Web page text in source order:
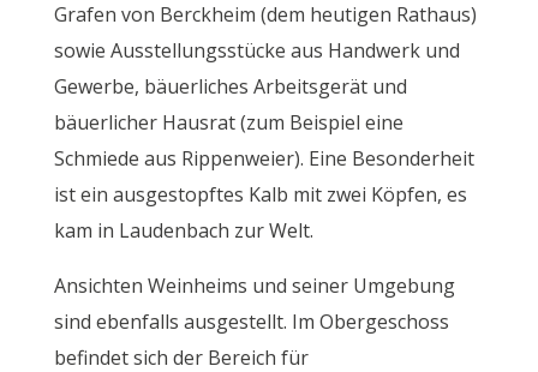
Grafen von Berckheim (dem heutigen Rathaus)
sowie Ausstellungsstücke aus Handwerk und
Gewerbe, bäuerliches Arbeitsgerät und
bäuerlicher Hausrat (zum Beispiel eine
Schmiede aus Rippenweier). Eine Besonderheit
ist ein ausgestopftes Kalb mit zwei Köpfen, es
kam in Laudenbach zur Welt.
Ansichten Weinheims und seiner Umgebung
sind ebenfalls ausgestellt. Im Obergeschoss
befindet sich der Bereich für